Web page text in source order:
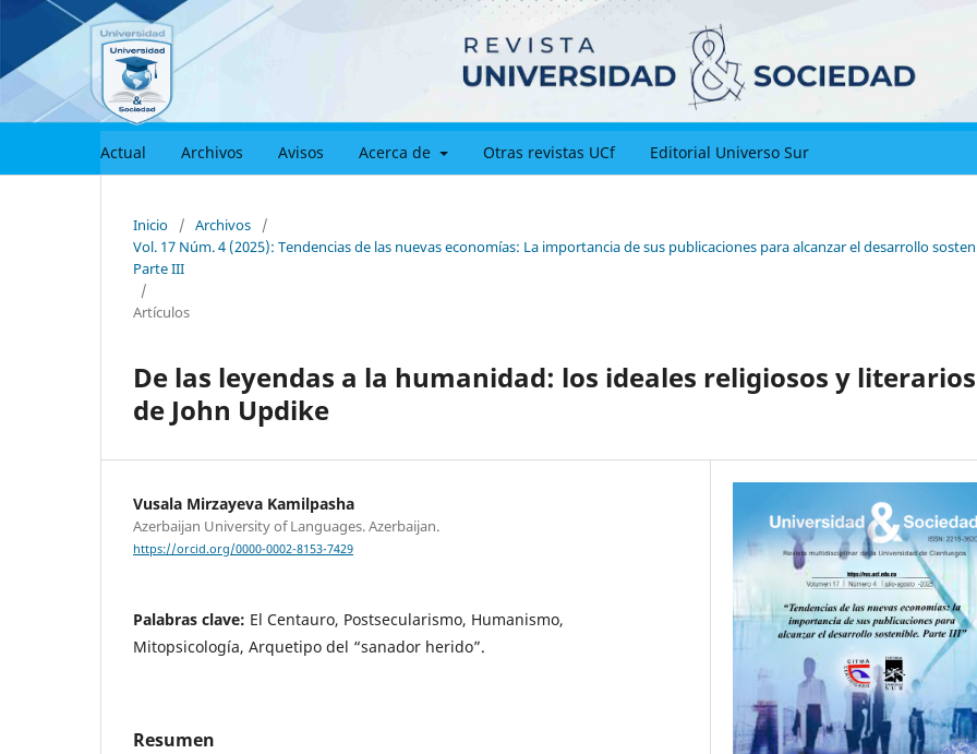
Actual Archivos Avisos Acerca de Otras revistas UCf Editorial Universo Sur
Inicio / Archivos
/
Vol. 17 Núm. 4 (2025): Tendencias de las nuevas economías: La importancia de sus publicaciones para alcanzar el desarrollo
Parte III
/
Artículos
De las leyendas a la humanidad: los ideales religiosos y literarios
de John Updike
Vusala Mirzayeva Kamilpasha
Azerbaijan University of Languages. Azerbaijan.
https://orcid.org/0000-0002-8153-7429
Palabras clave: El Centauro, Postsecularismo, Humanismo,
Mitopsicología, Arquetipo del “sanador herido”.
Resumen